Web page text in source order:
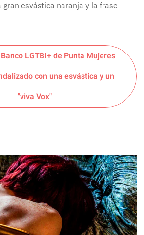
gran esvástica naranja y la frase
LGTBI+ de Punta Mujeres
con una esvástica y un
"viva Vox"